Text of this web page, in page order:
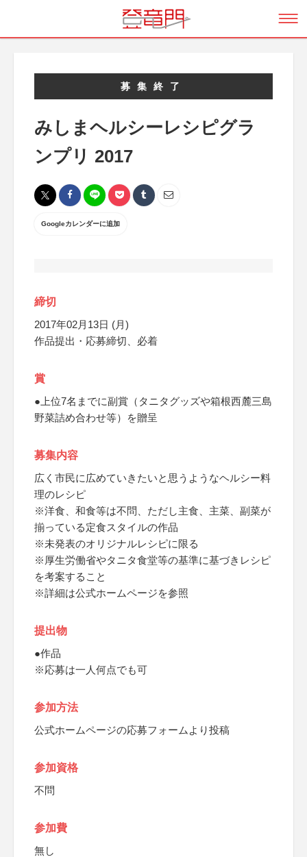
募集終了
みしまヘルシーレシピグラ
ンプリ 2017
Googleカレンダーに追加
締切
2017年02月13日 (月)
作品提出・応募締切、必着
賞
●上位7名までに副賞（タニタグッズや箱根西麓三島
野菜詰め合わせ等）を贈呈
募集内容
広く市民に広めていきたいと思うようなヘルシー料
理のレシピ
※洋食、和食等は不問、ただし主食、主菜、副菜が
揃っている定食スタイルの作品
※未発表のオリジナルレシピに限る
※厚生労働省やタニタ食堂等の基準に基づきレシピ
を考案すること
※詳細は公式ホームページを参照
提出物
●作品
※応募は一人何点でも可
参加方法
公式ホームページの応募フォームより投稿
参加資格
不問
参加費
無し